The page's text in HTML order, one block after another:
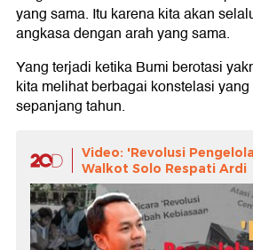
yang sama. Itu karena kita akan
angkasa dengan arah yang sama.
Yang terjadi ketika Bumi berotasi
kita melihat berbagai konstelasi
sepanjang tahun.
Video: 'Revolusi
Walkot Solo Respati Ardi